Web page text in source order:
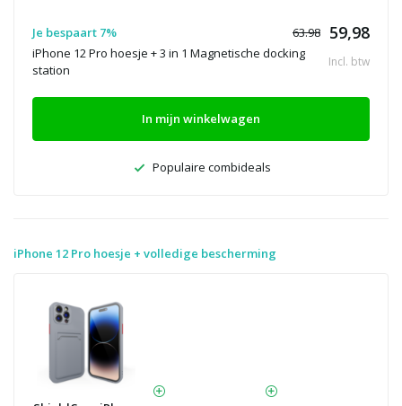
Je bespaart 7% 63.98 59,98
iPhone 12 Pro hoesje + 3 in 1 Magnetische docking
station
Incl. btw
In mijn winkelwagen
Populaire combideals
iPhone 12 Pro hoesje + volledige bescherming